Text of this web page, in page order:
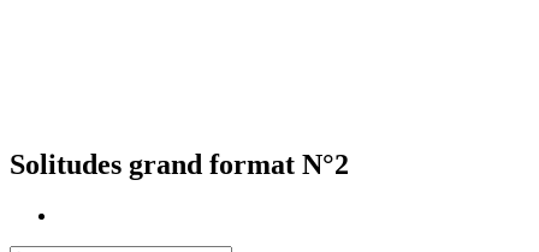
Solitudes grand format N°2